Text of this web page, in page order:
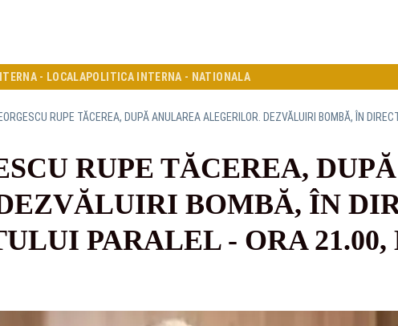
- LOCALAPOLITICA INTERNA - NATIONALA
RUPE TĂCEREA,
BOMBĂ, ÎN
PARALEL - ORA